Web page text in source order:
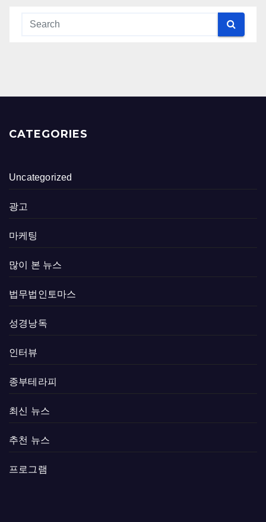
CATEGORIES
Uncategorized
광고
마케팅
많이 본 뉴스
법무법인토마스
성경낭독
인터뷰
종부테라피
최신 뉴스
추천 뉴스
프로그램